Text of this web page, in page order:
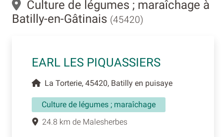
Culture de légumes ; maraîchage à
Batilly-en-Gâtinais (45420)
EARL LES PIQUASSIERS
La Torterie, 45420, Batilly en puisaye
Culture de légumes ; maraîchage
24.8 km de Malesherbes